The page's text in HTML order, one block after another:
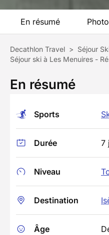
En résumé
Decathlon Travel > Séjour
Séjour ski à Les Menuires -
En résumé
Sports
Durée 7
Niveau
Destination
Âge